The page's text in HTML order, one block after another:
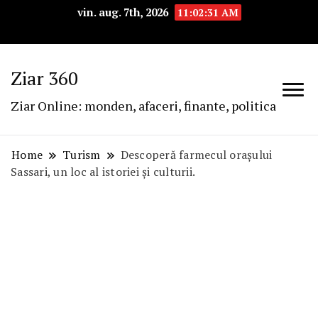
vin. aug. 7th, 2026 11:02:33 AM
Ziar 360
Ziar Online: monden, afaceri, finante, politica
Home Turism
Descoperă farmecul orașului
Sassari, un loc al istoriei și culturii.